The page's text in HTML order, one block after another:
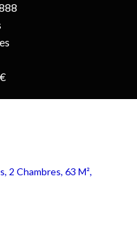
2 Chambres, 63 M²,